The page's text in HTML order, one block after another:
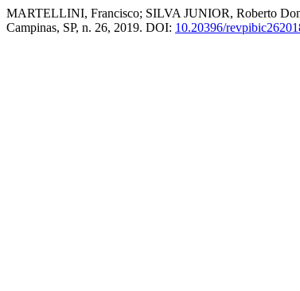
MARTELLINI, Francisco; SILVA JUNIOR, Roberto
Campinas, SP, n. 26, 2019. DOI: 10.20396/